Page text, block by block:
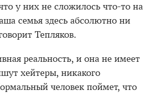
у них не сложилось что-то на
семья здесь абсолютно ни
Тепляков.
реальность, и она не имеет
хейтеры, никакого
человек поймет, что